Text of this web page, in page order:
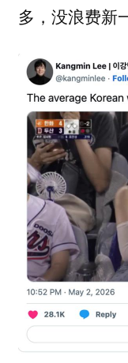
多，没浪费新